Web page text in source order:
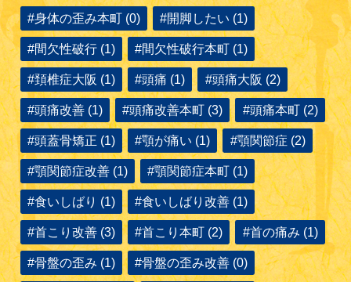
#身体の歪み本町 (0) #開脚したい (1)
#間欠性破行 (1) #間欠性破行本町 (1)
#頚椎症大阪 (1) #頭痛 (1) #頭痛大阪 (2)
#頭痛改善 (1) #頭痛改善本町 (3) #頭痛本町 (2)
#頭蓋骨矯正 (1) #顎が痛い (1) #顎関節症 (2)
#顎関節症改善 (1) #顎関節症本町 (1)
#食いしばり (1) #食いしばり改善 (1)
#首こり改善 (3) #首こり本町 (2) #首の痛み (1)
#骨盤の歪み (1) #骨盤の歪み改善 (0)